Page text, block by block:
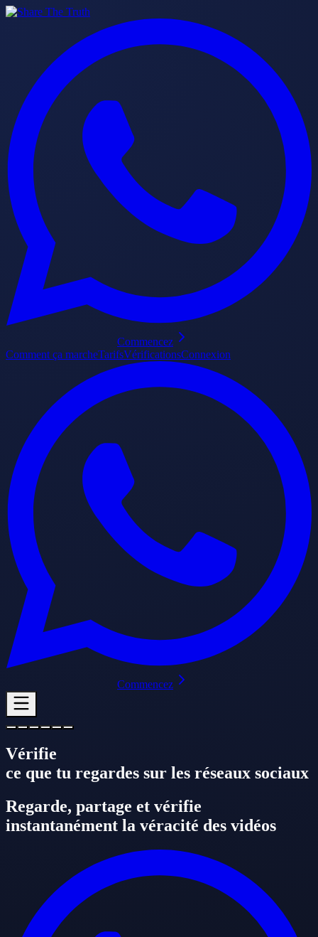
Commencez
Comment ça marcheTarifsVérificationsConnexion
Commencez
Vérifie
ce que tu regardes sur les réseaux sociaux
Regarde, partage et vérifie
instantanément la véracité des vidéos